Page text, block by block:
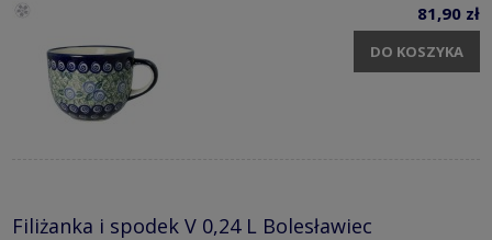
81,90 zł
DO KOSZYKA
Filiżanka i spodek V 0,24 L Bolesławiec